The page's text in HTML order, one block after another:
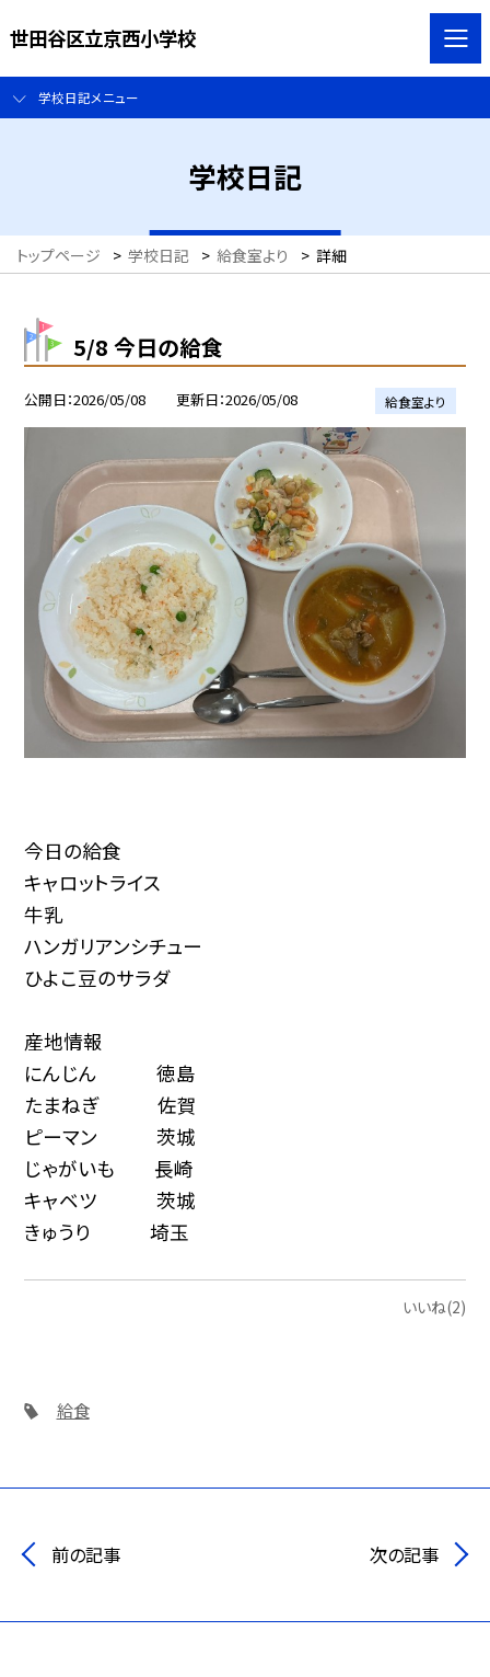
世田谷区立京西小学校
学校日記メニュー
学校日記
トップページ > 学校日記 > 給食室より > 詳細
5/8 今日の給食
公開日 2026/05/08 更新日 2026/05/08 給食室より
今日の給食
キャロットライス
牛乳
ハンガリアンシチュー
ひよこ豆のサラダ
産地情報
にんじん 徳島
たまねぎ 佐賀
ピーマン 茨城
じゃがいも 長崎
キャベツ 茨城
きゅうり 埼玉
いいね(2)
給食
前の記事 次の記事